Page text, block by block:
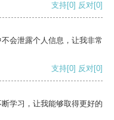
支持[0] 反对[0]
会泄露个人信息，让我非常
支持[0] 反对[0]
学习，让我能够取得更好的